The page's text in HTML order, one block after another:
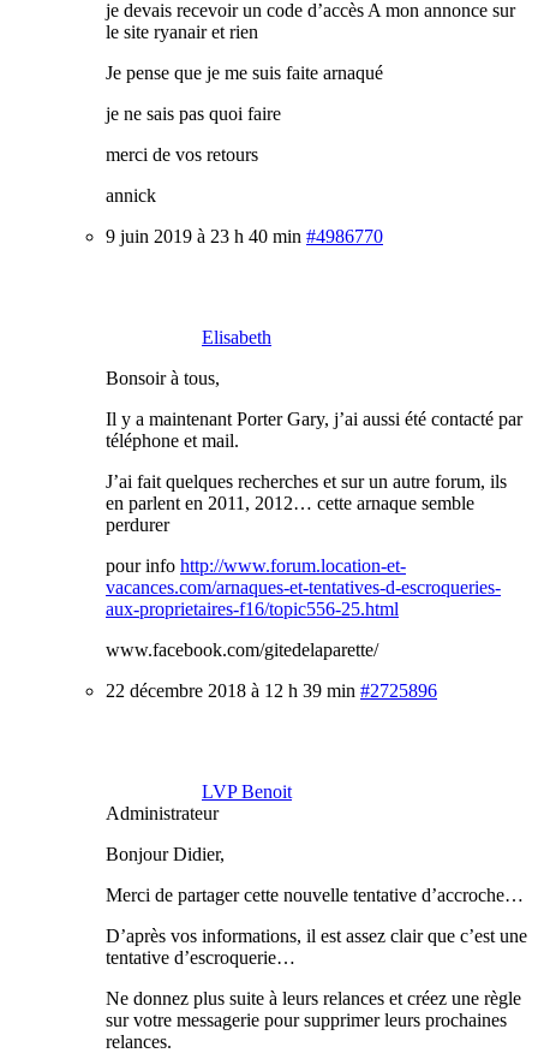
je devais recevoir un code d’accès A mon annonce sur
le site ryanair et rien
Je pense que je me suis faite arnaqué
je ne sais pas quoi faire
merci de vos retours
annick
9 juin 2019 à 23 h 40 min #4986770
Elisabeth
Bonsoir à tous,
Il y a maintenant Porter Gary, j’ai aussi été contacté par
téléphone et mail.
J’ai fait quelques recherches et sur un autre forum, ils
en parlent en 2011, 2012… cette arnaque semble
perdurer
pour info http://www.forum.location-et-
vacances.com/arnaques-et-tentatives-d-escroqueries-
aux-proprietaires-f16/topic556-25.html
www.facebook.com/gitedelaparette/
22 décembre 2018 à 12 h 39 min #2725896
LVP Benoit
Administrateur
Bonjour Didier,
Merci de partager cette nouvelle tentative d’accroche…
D’après vos informations, il est assez clair que c’est une
tentative d’escroquerie…
Ne donnez plus suite à leurs relances et créez une règle
sur votre messagerie pour supprimer leurs prochaines
relances.